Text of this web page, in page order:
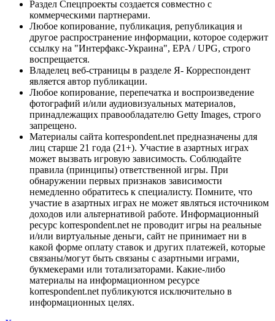
Раздел Спецпроекты создается совместно с
коммерческими партнерами.
Любое копирование, публикация, републикация и
другое распространение информации, которое содержит
ссылку на "Интерфакс-Украина", EPA / UPG, строго
воспрещается.
Владелец веб-страницы в разделе Я- Корреспондент
является автор публикации.
Любое копирование, перепечатка и воспроизведение
фотографий и/или аудиовизуальных материалов,
принадлежащих правообладателю Getty Images, строго
запрещено.
Материалы сайта korrespondent.net предназначены для
лиц старше 21 года (21+). Участие в азартных играх
может вызвать игровую зависимость. Соблюдайте
правила (принципы) ответственной игры. При
обнаружении первых признаков зависимости
немедленно обратитесь к специалисту. Помните, что
участие в азартных играх не может являться источником
доходов или альтернативой работе. Информационный
ресурс korrespondent.net не проводит игры на реальные
и/или виртуальные деньги, сайт не принимает ни в
какой форме оплату ставок и других платежей, которые
связаны/могут быть связаны с азартными играми,
букмекерами или тотализаторами. Какие-либо
материалы на информационном ресурсе
korrespondent.net публикуются исключительно в
информационных целях.